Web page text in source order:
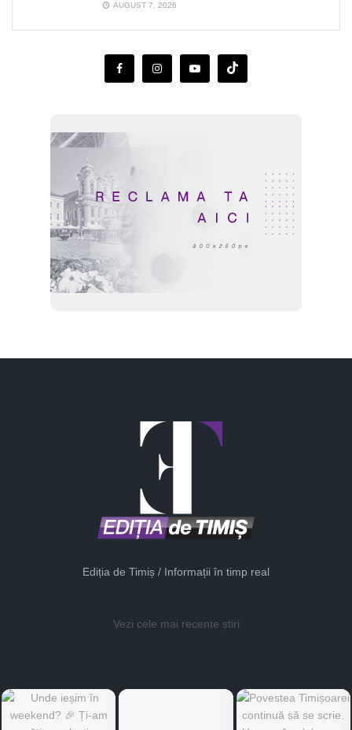
AUGUST 7, 2026
Ediția de Timiș / Informații în timp real
Vezi cele mai recente știri